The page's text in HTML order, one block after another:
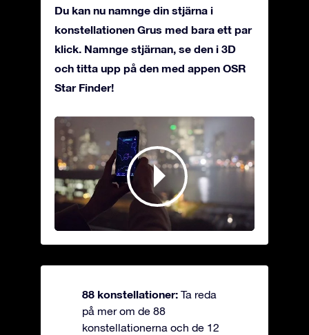
Du kan nu namnge din stjärna i
konstellationen Grus med bara ett par
klick. Namnge stjärnan, se den i 3D
och titta upp på den med appen OSR
Star Finder!
88 konstellationer: Ta reda
på mer om de 88
konstellationerna och de 12